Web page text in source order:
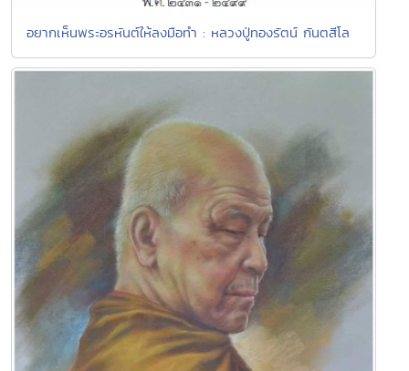
อยากเห็นพระอรหันต์ให้ลงมือทำ : หลวงปู่ทองรัตน์ กันตสีโล